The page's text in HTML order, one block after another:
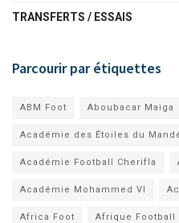
TRANSFERTS / ESSAIS
Parcourir par étiquettes
ABM Foot Aboubacar Maiga
Académie des Étoiles du
Académie Football Cherifla
Académie Mohammed VI
Africa Foot Afrique Football